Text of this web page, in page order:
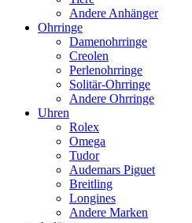
Andere Anhänger
Ohrringe
Damenohrringe
Creolen
Perlenohrringe
Solitär-Ohrringe
Andere Ohrringe
Uhren
Rolex
Omega
Tudor
Audemars Piguet
Breitling
Longines
Andere Marken